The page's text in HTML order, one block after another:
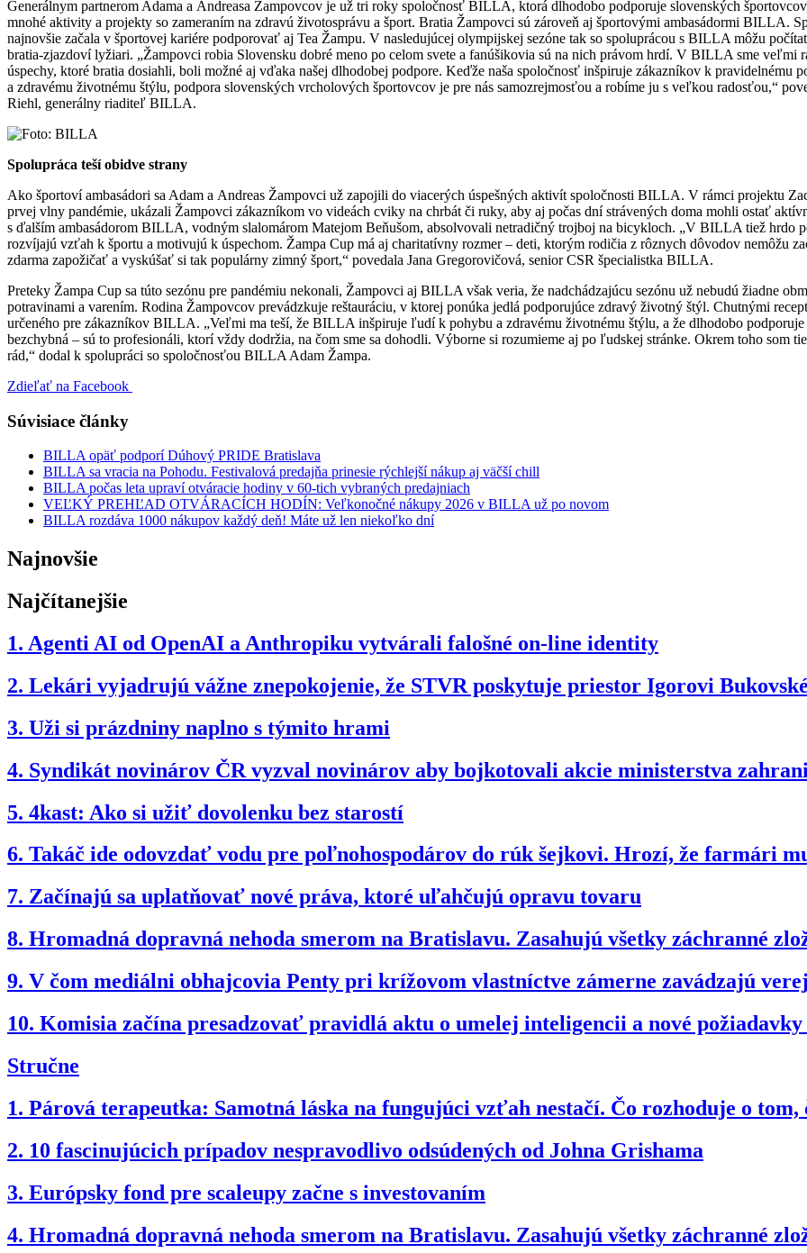
Generálnym partnerom Adama a Andreasa Žampovcov je už tri roky spoločnosť BILLA, ktorá dlhodobo podporuje slovenských
mnohé aktivity a projekty so zameraním na zdravú životosprávu a šport. Bratia Žampovci sú zároveň aj športovými ambasádormi BILLA.
najnovšie začala v športovej kariére podporovať aj Tea Žampu. V nasledujúcej olympijskej sezóne tak so spoluprácou s BILLA môžu
bratia-zjazdoví lyžiari. „Žampovci robia Slovensku dobré meno po celom svete a fanúšikovia sú na nich právom hrdí. V BILLA sme veľmi
úspechy, ktoré bratia dosiahli, boli možné aj vďaka našej dlhodobej podpore. Keďže naša spoločnosť inšpiruje zákazníkov k pravidelnému
a zdravému životnému štýlu, podpora slovenských vrcholových športovcov je pre nás samozrejmosťou a robíme ju s veľkou radosťou,“
Riehl, generálny riaditeľ BILLA.
Spolupráca teší obidve strany
Ako športoví ambasádori sa Adam a Andreas Žampovci už zapojili do viacerých úspešných aktivít spoločnosti BILLA. V rámci projektu
prvej vlny pandémie, ukázali Žampovci zákazníkom vo videách cviky na chrbát či ruky, aby aj počas dní strávených doma mohli ostať
s ďalším ambasádorom BILLA, vodným slalomárom Matejom Beňušom, absolvovali netradičný trojboj na bicykloch. „V BILLA tiež hrdo
rozvíjajú vzťah k športu a motivujú k úspechom. Žampa Cup má aj charitatívny rozmer – deti, ktorým rodičia z rôznych dôvodov nemôžu
zdarma zapožičať a vyskúšať si tak populárny zimný šport,“ povedala Jana Gregorovičová, senior CSR špecialistka BILLA.
Preteky Žampa Cup sa túto sezónu pre pandémiu nekonali, Žampovci aj BILLA však veria, že nadchádzajúcu sezónu už nebudú žiadne
potravinami a varením. Rodina Žampovcov prevádzkuje reštauráciu, v ktorej ponúka jedlá podporujúce zdravý životný štýl. Chutnými
určeného pre zákazníkov BILLA. „Veľmi ma teší, že BILLA inšpiruje ľudí k pohybu a zdravému životnému štýlu, a že dlhodobo
bezchybná – sú to profesionáli, ktorí vždy dodržia, na čom sme sa dohodli. Výborne si rozumieme aj po ľudskej stránke. Okrem toho
rád,“ dodal k spolupráci so spoločnosťou BILLA Adam Žampa.
Zdieľať na Facebook
Súvisiace články
BILLA opäť podporí Dúhový PRIDE Bratislava
BILLA sa vracia na Pohodu. Festivalová predajňa prinesie rýchlejší nákup aj väčší chill
BILLA počas leta upraví otváracie hodiny v 60-tich vybraných predajniach
VEĽKÝ PREHĽAD OTVÁRACÍCH HODÍN: Veľkonočné nákupy 2026 v BILLA už po novom
BILLA rozdáva 1000 nákupov každý deň! Máte už len niekoľko dní
Najnovšie
Najčítanejšie
1. Agenti AI od OpenAI a Anthropiku vytvárali falošné on-line identity
2. Lekári vyjadrujú vážne znepokojenie, že STVR poskytuje priestor Igorovi
3. Uži si prázdniny naplno s týmito hrami
4. Syndikát novinárov ČR vyzval novinárov aby bojkotovali akcie ministerstva
5. 4kast: Ako si užiť dovolenku bez starostí
6. Takáč ide odovzdať vodu pre poľnohospodárov do rúk šejkovi. Hrozí, že farmári
7. Začínajú sa uplatňovať nové práva, ktoré uľahčujú opravu tovaru
8. Hromadná dopravná nehoda smerom na Bratislavu. Zasahujú všetky záchranné
9. V čom mediálni obhajcovia Penty pri krížovom vlastníctve zámerne zavádzajú
10. Komisia začína presadzovať pravidlá aktu o umelej inteligencii a nové
Stručne
1. Párová terapeutka: Samotná láska na fungujúci vzťah nestačí. Čo rozhoduje o
2. 10 fascinujúcich prípadov nespravodlivo odsúdených od Johna Grishama
3. Európsky fond pre scaleupy začne s investovaním
4. Hromadná dopravná nehoda smerom na Bratislavu. Zasahujú všetky záchranné